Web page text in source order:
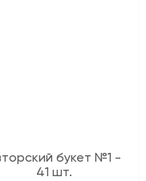
букет №1 -
41 шт.